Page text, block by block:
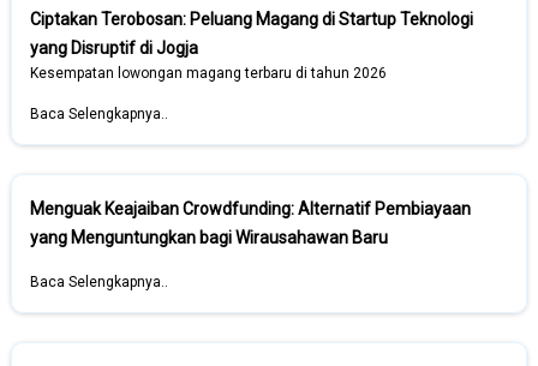
Ciptakan Terobosan: Peluang Magang di Startup Teknologi
yang Disruptif di Jogja
Kesempatan lowongan magang terbaru di tahun 2026
Baca Selengkapnya..
Menguak Keajaiban Crowdfunding: Alternatif Pembiayaan
yang Menguntungkan bagi Wirausahawan Baru
Baca Selengkapnya..